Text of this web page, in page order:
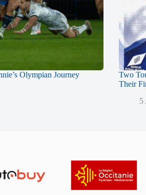
Olympian Journey
Two
Their
5